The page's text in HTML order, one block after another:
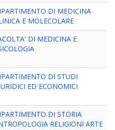
DI MEDICINA
E MOLECOLARE
DI MEDICINA E
DI STUDI
ED ECONOMICI
DI STORIA
RELIGIONI ARTE